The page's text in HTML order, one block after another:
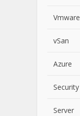
Vmware
vSan
Azure
Security
Server